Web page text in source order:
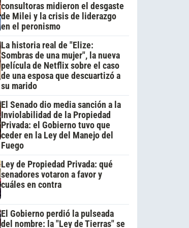
consultoras midieron el desgaste
de Milei y la crisis de liderazgo
en el peronismo
La historia real de "Elize:
Sombras de una mujer", la nueva
película de Netflix sobre el caso
de una esposa que descuartizó a
su marido
El Senado dio media sanción a la
Inviolabilidad de la Propiedad
Privada: el Gobierno tuvo que
ceder en la Ley del Manejo del
Fuego
Ley de Propiedad Privada: qué
senadores votaron a favor y
cuáles en contra
El Gobierno perdió la pulseada
del nombre: la "Ley de Tierras" se